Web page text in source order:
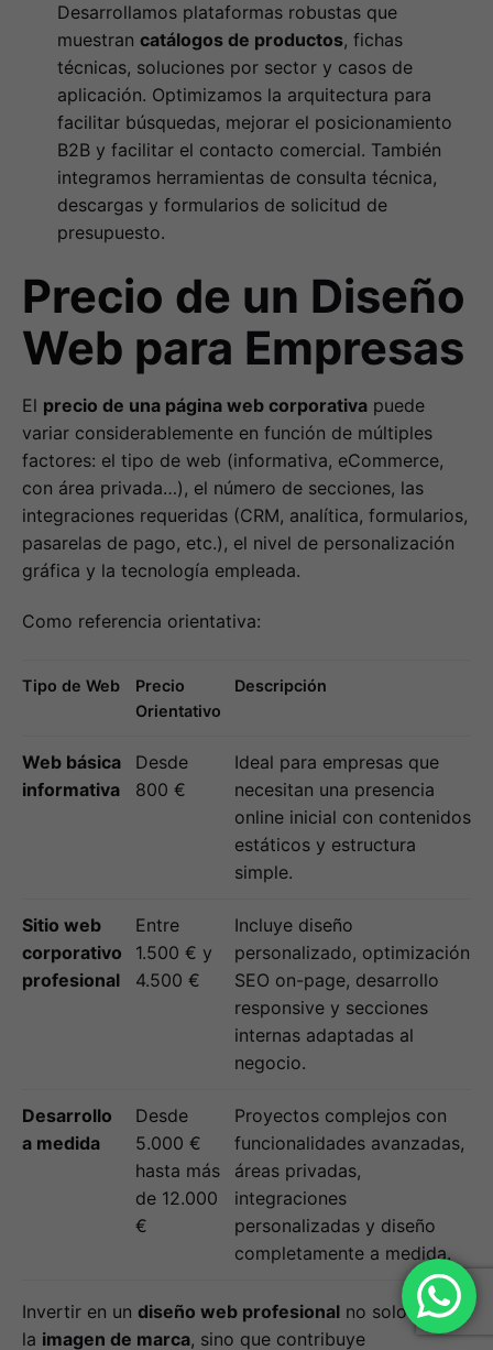
Desarrollamos plataformas robustas que
muestran catálogos de productos, fichas
técnicas, soluciones por sector y casos de
aplicación. Optimizamos la arquitectura para
facilitar búsquedas, mejorar el posicionamiento
B2B y facilitar el contacto comercial. También
integramos herramientas de consulta técnica,
descargas y formularios de solicitud de
presupuesto.
Precio de un Diseño
Web para Empresas
El precio de una página web corporativa puede
variar considerablemente en función de múltiples
factores: el tipo de web (informativa, eCommerce,
con área privada…), el número de secciones, las
integraciones requeridas (CRM, analítica, formularios,
pasarelas de pago, etc.), el nivel de personalización
gráfica y la tecnología empleada.
Como referencia orientativa:
Tipo de Web
Precio
Orientativo
Descripción
Web básica
informativa
Desde
800 €
Ideal para empresas que
necesitan una presencia
online inicial con contenidos
estáticos y estructura
simple.
Sitio web
corporativo
profesional
Entre
1.500 € y
4.500 €
Incluye diseño
personalizado, optimización
SEO on-page, desarrollo
responsive y secciones
internas adaptadas al
negocio.
Desarrollo
a medida
Desde
5.000 €
hasta más
de 12.000
€
Proyectos complejos con
funcionalidades avanzadas,
áreas privadas,
integraciones
personalizadas y diseño
completamente a medida.
Invertir en un diseño web profesional no solo mejora
la imagen de marca, sino que contribuye